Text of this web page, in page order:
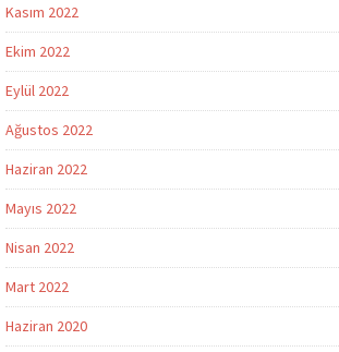
Kasım 2022
Ekim 2022
Eylül 2022
Ağustos 2022
Haziran 2022
Mayıs 2022
Nisan 2022
Mart 2022
Haziran 2020